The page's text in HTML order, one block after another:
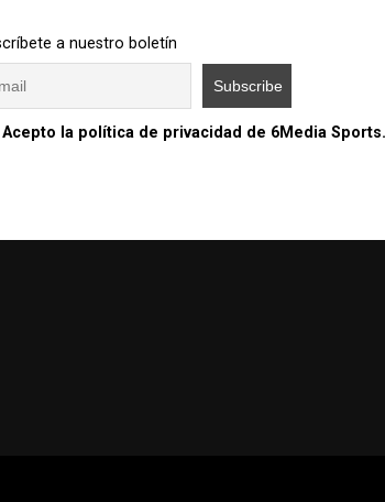
a nuestro boletín
Acepto la política de privacidad de 6Media Sports.